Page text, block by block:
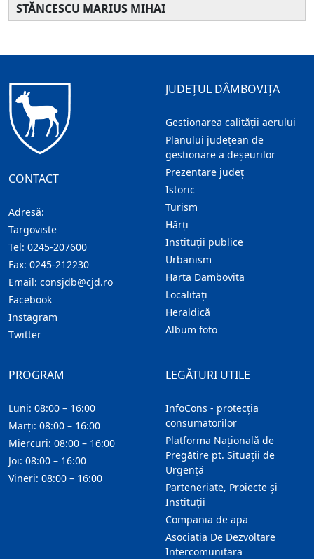
STĂNCESCU MARIUS MIHAI
CONTACT
Adresă:
Targoviste
Tel: 0245-207600
Fax: 0245-212230
Email: consjdb@cjd.ro
Facebook
Instagram
Twitter
JUDEȚUL DÂMBOVIȚA
Gestionarea calității aerului
Planului județean de
gestionare a deșeurilor
Prezentare judeţ
Istoric
Turism
Hărţi
Instituţii publice
Urbanism
Harta Dambovita
Localitaţi
Heraldică
Album foto
LEGĂTURI UTILE
InfoCons - protecția
consumatorilor
Platforma Națională de
Pregătire pt. Situații de
Urgență
Parteneriate, Proiecte și
Instituții
Compania de apa
Asociatia De Dezvoltare
Intercomunitara
PROGRAM
Luni: 08:00 – 16:00
Marți: 08:00 – 16:00
Miercuri: 08:00 – 16:00
Joi: 08:00 – 16:00
Vineri: 08:00 – 16:00